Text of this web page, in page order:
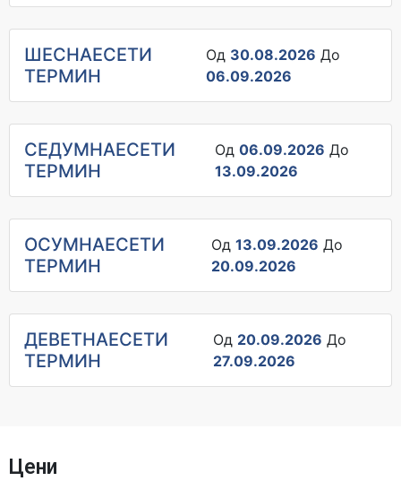
ШЕСНАЕСЕТИ
ТЕРМИН
Од 30.08.2026 До
06.09.2026
СЕДУМНАЕСЕТИ
ТЕРМИН
Од06.09.2026 До
13.09.2026
ОСУМНАЕСЕТИ
ТЕРМИН
Од13.09.2026 До
20.09.2026
ДЕВЕТНАЕСЕТИ
ТЕРМИН
Од 20.09.2026 До
27.09.2026
Цени